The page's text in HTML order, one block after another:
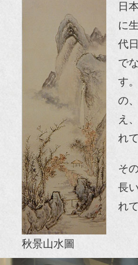
秋景山水圖
日
に
代
で
す
の
え
れ
そ
長
れ